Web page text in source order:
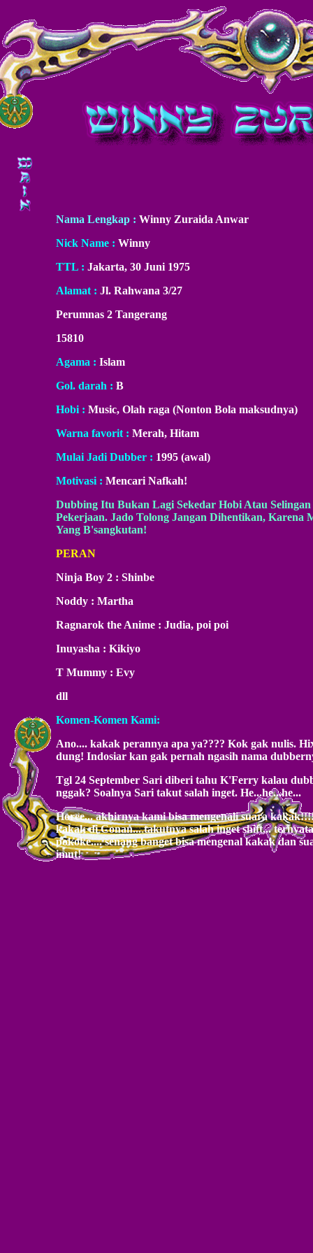
Nama Lengkap : Winny Zuraida Anwar
Nick Name : Winny
TTL : Jakarta, 30 Juni 1975
Alamat : Jl. Rahwana 3/27
Perumnas 2 Tangerang
15810
Agama : Islam
Gol. darah : B
Hobi : Music, Olah raga (Nonton Bola maksudnya)
Warna favorit : Merah, Hitam
Mulai Jadi Dubber : 1995 (awal)
Motivasi : Mencari Nafkah!
Dubbing Itu Bukan Lagi Sekedar Hobi Atau
Pekerjaan. Jado Tolong Jangan Dihentikan, Karena
Yang B'sangkutan!
PERAN
Ninja Boy 2 : Shinbe
Noddy : Martha
Ragnarok the Anime : Judia, poi poi
Inuyasha : Kikiyo
T Mummy : Evy
dll
Komen-Komen Kami:
Ano.... kakak perannya apa ya???? Kok gak nulis.
dung! Indosiar kan gak pernah ngasih nama
Tgl 24 September Sari diberi tahu K'Ferry kalau
nggak? Soalnya Sari takut salah inget. He...he...he...
Horee... akhirnya kami bisa mengenali suara
kakak di Conan... takutnya salah inget shift...
pokoke.... senang banget bisa mengenal kakak dan
imut!